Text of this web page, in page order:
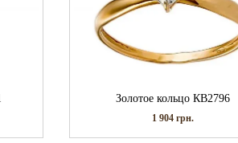
Золотое кольцо КВ2796
1 904грн.